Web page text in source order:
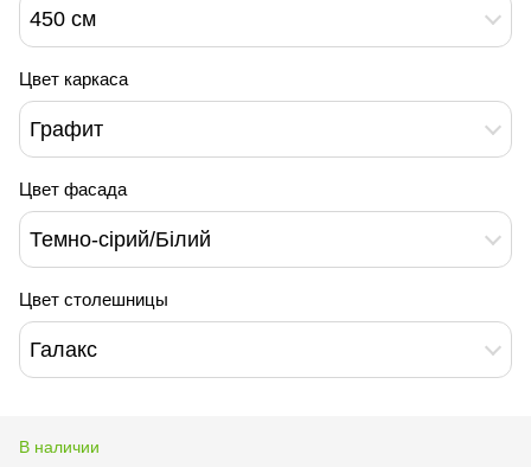
450 см
Цвет каркаса
Графит
Цвет фасада
Темно-сірий/Білий
Цвет столешницы
Галакс
В наличии